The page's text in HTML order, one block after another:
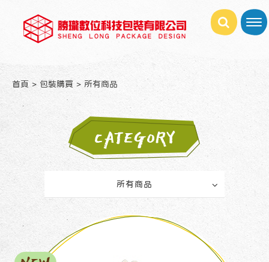
首頁 包裝購買 所有商品
CATEGORY
所有商品